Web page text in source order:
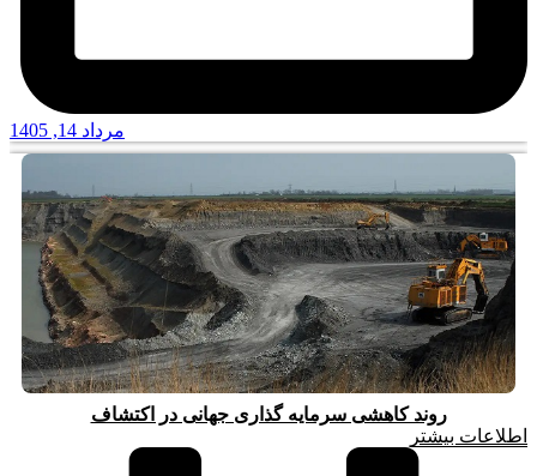
مرداد 14, 1405
روند کاهشی سرمایه گذاری جهانی در اکتشاف
اطلاعات بیشتر